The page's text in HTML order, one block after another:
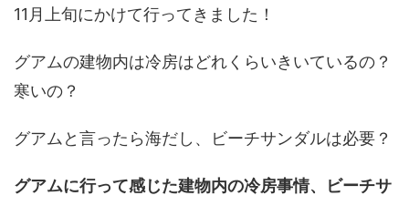
11月上旬にかけて行ってきました！
グアムの建物内は冷房はどれくらいきいているの？
寒いの？
グアムと言ったら海だし、ビーチサンダルは必要？
グアムに行って感じた建物内の冷房事情、ビーチサ